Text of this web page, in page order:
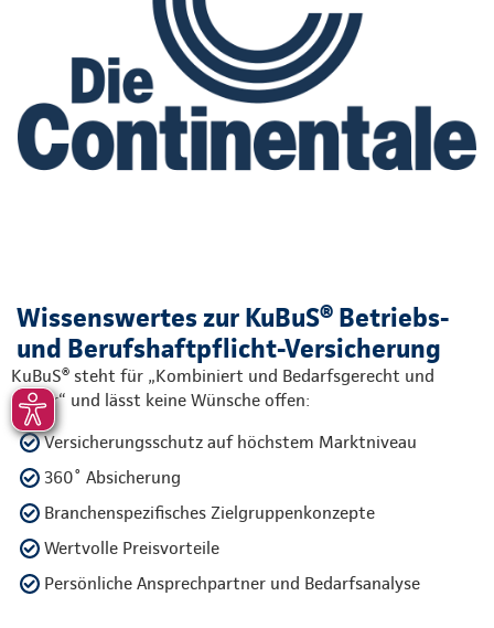
Wissenswertes zur KuBuS® Betriebs-
und Berufshaftpflicht-Versicherung
KuBuS® steht für „Kombiniert und Bedarfsgerecht und
Sicher“ und lässt keine Wünsche offen:
Versicherungsschutz auf höchstem Marktniveau
360˚ Absicherung
Branchenspezifisches Zielgruppenkonzepte
Wertvolle Preisvorteile
Persönliche Ansprechpartner und Bedarfsanalyse